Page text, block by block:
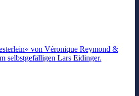
von Véronique Reymond &
selbstgefälligen Lars Eidinger.